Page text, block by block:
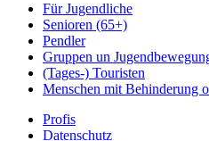
Für Jugendliche
Senioren (65+)
Pendler
Gruppen un
(Tages-) Touristen
Menschen mit Behinderung
Profis
Datenschutz